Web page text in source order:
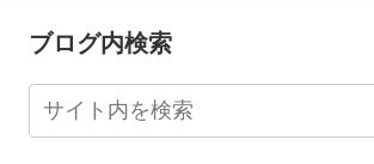
ブログ内検索